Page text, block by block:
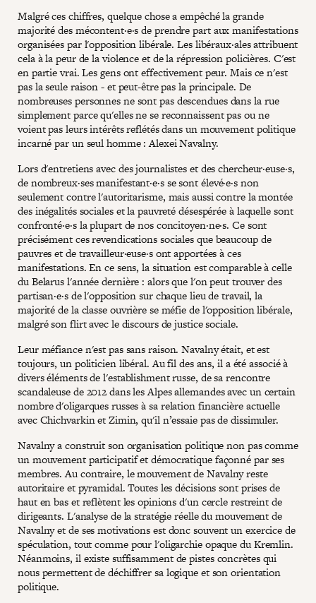
Malgré ces chiffres, quelque chose a empêché la grande
majorité des mécontent·e·s de prendre part aux manifestations
organisées par l'opposition libérale. Les libéraux·ales attribuent
cela à la peur de la violence et de la répression policières. C'est
en partie vrai. Les gens ont effectivement peur. Mais ce n'est
pas la seule raison - et peut-être pas la principale. De
nombreuses personnes ne sont pas descendues dans la rue
simplement parce qu'elles ne se reconnaissent pas ou ne
voient pas leurs intérêts reflétés dans un mouvement politique
incarné par un seul homme : Alexei Navalny.
Lors d'entretiens avec des journalistes et des chercheur·euse·s,
de nombreux·ses manifestant·e·s se sont élevé·e·s non
seulement contre l'autoritarisme, mais aussi contre la montée
des inégalités sociales et la pauvreté désespérée à laquelle sont
confronté·e·s la plupart de nos concitoyen·ne·s. Ce sont
précisément ces revendications sociales que beaucoup de
pauvres et de travailleur·euse·s ont apportées à ces
manifestations. En ce sens, la situation est comparable à celle
du Belarus l'année dernière : alors que l'on peut trouver des
partisan·e·s de l'opposition sur chaque lieu de travail, la
majorité de la classe ouvrière se méfie de l'opposition libérale,
malgré son flirt avec le discours de justice sociale.
Leur méfiance n'est pas sans raison. Navalny était, et est
toujours, un politicien libéral. Au fil des ans, il a été associé à
divers éléments de l'establishment russe, de sa rencontre
scandaleuse de 2012 dans les Alpes allemandes avec un certain
nombre d'oligarques russes à sa relation financière actuelle
avec Chichvarkin et Zimin, qu'il n’essaie pas de dissimuler.
Navalny a construit son organisation politique non pas comme
un mouvement participatif et démocratique façonné par ses
membres. Au contraire, le mouvement de Navalny reste
autoritaire et pyramidal. Toutes les décisions sont prises de
haut en bas et reflètent les opinions d'un cercle restreint de
dirigeants. L'analyse de la stratégie réelle du mouvement de
Navalny et de ses motivations est donc souvent un exercice de
spéculation, tout comme pour l'oligarchie opaque du Kremlin.
Néanmoins, il existe suffisamment de pistes concrètes qui
nous permettent de déchiffrer sa logique et son orientation
politique.